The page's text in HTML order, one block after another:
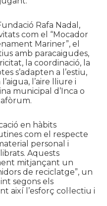
Rafa Nadal,
com el “Mocador
Mariner”, el
amb paracaigudes,
la coordinació, la
s’adapten a l’estiu,
l’aire lliure i
municipal d’Inca o
en hàbits
com el respecte
personal i
Aquests
mitjançant un
de reciclatge”, un
segons els
així l’esforç col·lectiu i